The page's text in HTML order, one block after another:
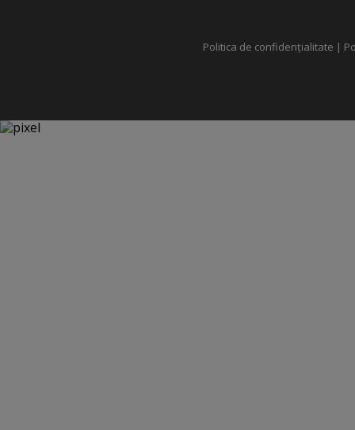
Politica de confidențialitate |